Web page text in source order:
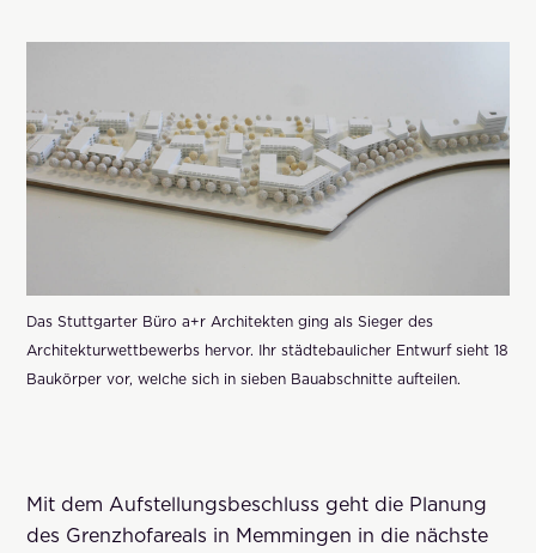
Das Stuttgarter Büro a+r Architekten ging als Sieger des
Architekturwettbewerbs hervor. Ihr städtebaulicher Entwurf sieht 18
Baukörper vor, welche sich in sieben Bauabschnitte aufteilen.
Mit dem Aufstellungsbeschluss geht die Planung
des Grenzhofareals in Memmingen in die nächste